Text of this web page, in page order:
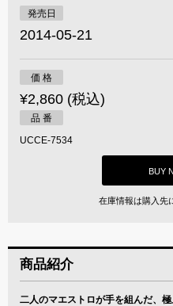
発売日
2014-05-21
価 格
¥2,860 (税込)
品 番
UCCE-7534
BUY
在庫情報は購入先
商品紹介
二人のマエストロが手を組んだ、